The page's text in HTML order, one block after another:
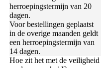
herroepingstermijn van 20
dagen.
Voor bestellingen geplaatst
in de overige maanden geldt
een herroepingstermijn van
14 dagen.
Hoe zit het met de veiligheid